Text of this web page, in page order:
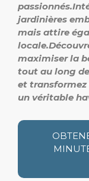
passionnés.
jardinières
mais attire
locale.
maximiser la
tout au long
et
un véritable